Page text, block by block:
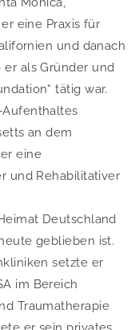
eine Praxis für
und danach
er als Gründer und
tätig war.
Aufenthaltes
an dem
eine
und Rehabilitativer
Deutschland
geblieben ist.
setzte er
im Bereich
Traumatherapie